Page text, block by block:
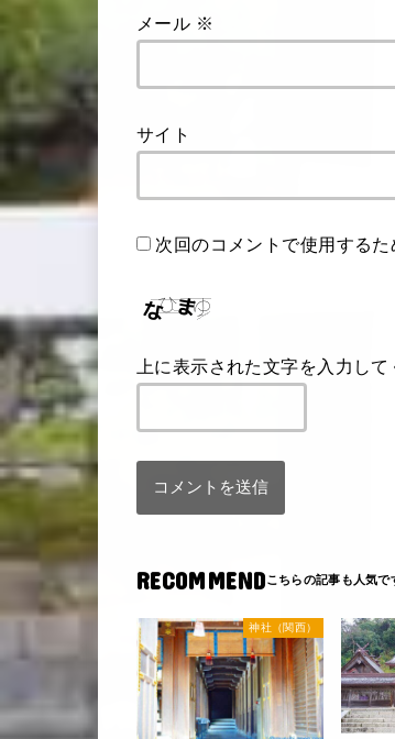
メール ※
サイト
次回のコメントで使用する
上に表示された文字を入力して
RECOMMEND
神社（関西）